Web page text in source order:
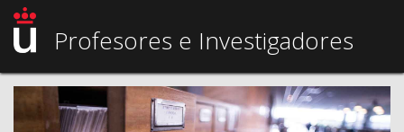
Profesores e Investigadores